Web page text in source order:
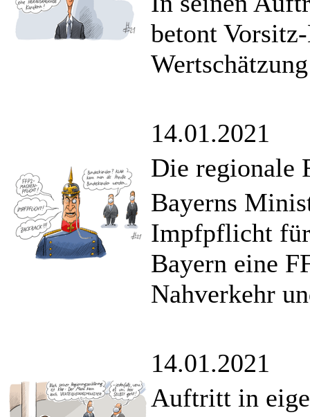
betont
14.01.2021
Die regionale
Bayerns
Impfpflicht
Bayern eine
Nahverkehr
14.01.2021
Auftritt in